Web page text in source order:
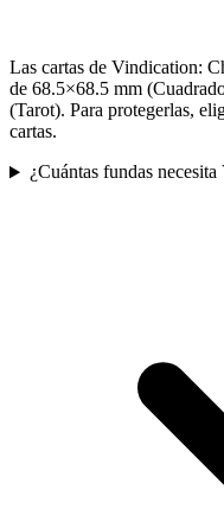
Las cartas de Vindication:
de 68.5×68.5 mm
(Tarot). Para protegerlas,
cartas.
¿Cuántas fundas